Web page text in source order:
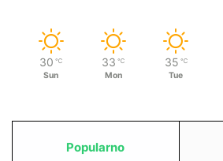
30 ℃
Sun
33 ℃
Mon
35 ℃
Tue
Popularno